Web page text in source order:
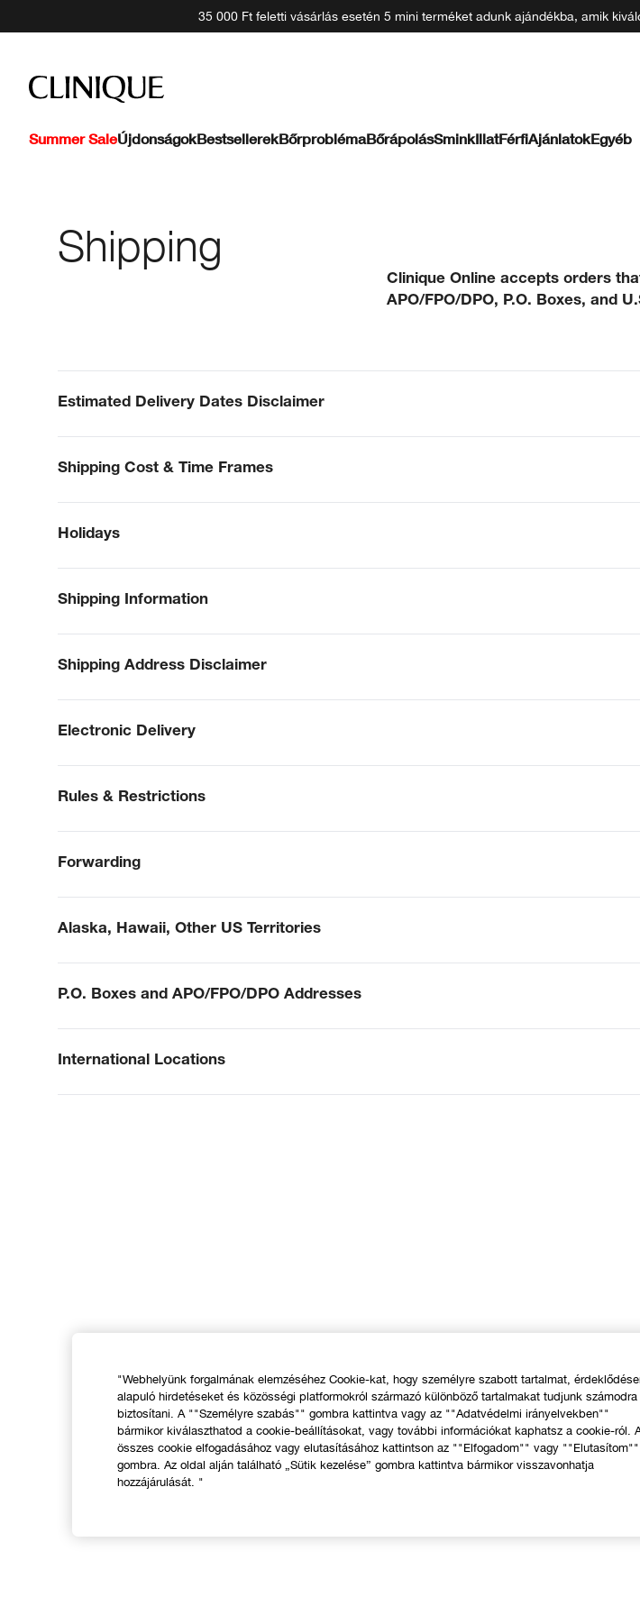
35 000 Ft feletti vásárlás esetén 5 mini terméket adunk ajándékba, amik
Summer SaleÚjdonságokBestsellerekBőrproblémaBőrápolásSminkIllatFérfiAjánlatokEgyéb
Shipping
Clinique Online accepts orders
APO/FPO/DPO, P.O. Boxes, and
Estimated Delivery Dates Disclaimer
Shipping Cost & Time Frames
Holidays
Shipping Information
Shipping Address Disclaimer
Electronic Delivery
Rules & Restrictions
Forwarding
Alaska, Hawaii, Other US Territories
P.O. Boxes and APO/FPO/DPO Addresses
International Locations
"Webhelyünk forgalmának elemzéséhez Cookie-kat, hogy személyre szabott tartalmat,
alapuló hirdetéseket és közösségi platformokról származó különböző tartalmakat tudjunk számodra
biztosítani. A ""Személyre szabás"" gombra kattintva vagy az ""Adatvédelmi irányelvekben""
bármikor kiválaszthatod a cookie-beállításokat, vagy további információkat kaphatsz a cookie-ról.
összes cookie elfogadásához vagy elutasításához kattintson az ""Elfogadom"" vagy ""Elutasítom""
gombra. Az oldal alján található „Sütik kezelése” gombra kattintva bármikor visszavonhatja
hozzájárulását. "